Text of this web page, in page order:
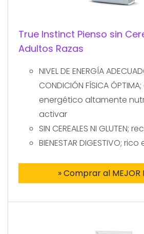
True Instinct Pienso sin
Adultos Razas
NIVEL DE ENERGÍA
CONDICIÓN FÍSICA
energético altamente
activar
SIN CEREALES NI GLUTEN;
BIENESTAR DIGESTIVO;
» Comprar al MEJOR